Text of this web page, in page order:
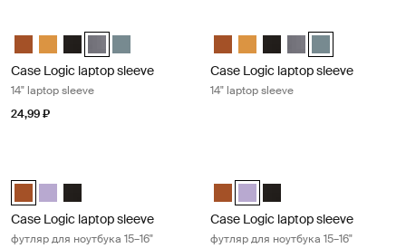
Case Logic 14" laptop sleeve Rustic Amber
Case Logic 14" laptop sleeve Buckthorn
Case Logic 14" laptop sleeve Чёрный
Case Logic 14" laptop sleeve Графит (selected)
Case Logic 14" laptop sleeve Arona Blue
Case Logic laptop sleeve
14" laptop sleeve
24,99 ₽
Case Logic 14" laptop sleeve
Case Logic 14" laptop sleeve
Case Logic 14" laptop
Case Logic 14"
Case Logic 14"
Case Logic laptop sleeve
14" laptop sleeve
Case Logic 15-16" Laptop Sleeve Rustic Amber (selected)
Case Logic 15-16" Laptop Sleeve Lilac
Case Logic 15-16" Laptop Sleeve Чёрный
Case Logic laptop sleeve
футляр для ноутбука 15–16"
Case Logic 15-16" Laptop
Case Logic 15-16" Laptop
Case Logic 15-16"
Case Logic laptop sleeve
футляр для ноутбука 15–16"